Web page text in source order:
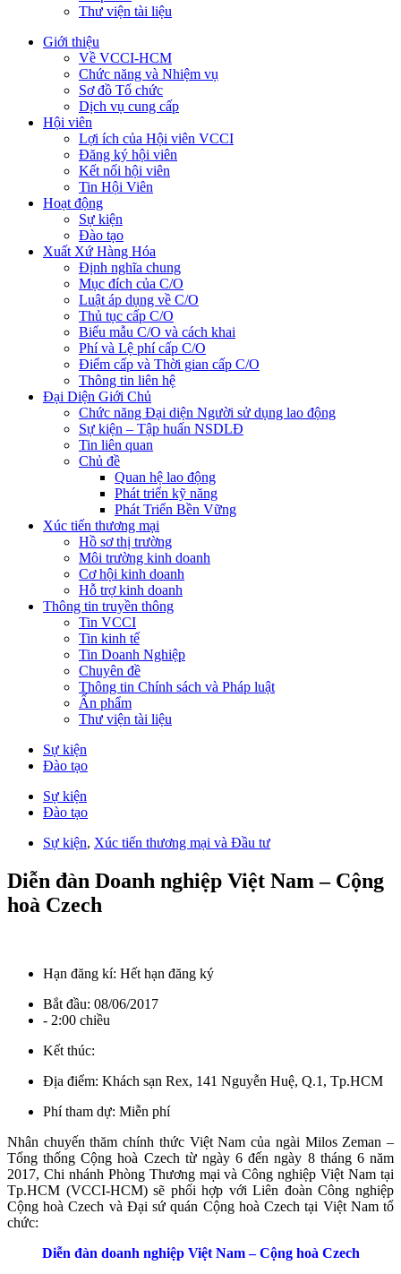
Thư viện tài liệu
Giới thiệu
Về VCCI-HCM
Chức năng và Nhiệm vụ
Sơ đồ Tổ chức
Dịch vụ cung cấp
Hội viên
Lợi ích của Hội viên VCCI
Đăng ký hội viên
Kết nối hội viên
Tin Hội Viên
Hoạt động
Sự kiện
Đào tạo
Xuất Xứ Hàng Hóa
Định nghĩa chung
Mục đích của C/O
Luật áp dụng về C/O
Thủ tục cấp C/O
Biểu mẫu C/O và cách khai
Phí và Lệ phí cấp C/O
Điểm cấp và Thời gian cấp C/O
Thông tin liên hệ
Đại Diện Giới Chủ
Chức năng Đại diện Người sử dụng lao động
Sự kiện – Tập huấn NSDLĐ
Tin liên quan
Chủ đề
Quan hệ lao động
Phát triển kỹ năng
Phát Triển Bền Vững
Xúc tiến thương mại
Hồ sơ thị trường
Môi trường kinh doanh
Cơ hội kinh doanh
Hỗ trợ kinh doanh
Thông tin truyền thông
Tin VCCI
Tin kinh tế
Tin Doanh Nghiệp
Chuyên đề
Thông tin Chính sách và Pháp luật
Ấn phẩm
Thư viện tài liệu
Sự kiện
Đào tạo
Sự kiện
Đào tạo
Sự kiện, Xúc tiến thương mại và Đầu tư
Diễn đàn Doanh nghiệp Việt Nam – Cộng
hoà Czech
Hạn đăng kí: Hết hạn đăng ký
Bắt đầu: 08/06/2017
- 2:00 chiều
Kết thúc:
Địa điểm: Khách sạn Rex, 141 Nguyễn Huệ, Q.1, Tp.HCM
Phí tham dự: Miễn phí
Nhân chuyến thăm chính thức Việt Nam của ngài Milos Zeman –
Tổng thống Cộng hoà Czech từ ngày 6 đến ngày 8 tháng 6 năm
2017, Chi nhánh Phòng Thương mại và Công nghiệp Việt Nam tại
Tp.HCM (VCCI-HCM) sẽ phối hợp với Liên đoàn Công nghiệp
Cộng hoà Czech và Đại sứ quán Cộng hoà Czech tại Việt Nam tổ
chức:
Diễn đàn doanh nghiệp Việt Nam – Cộng hoà Czech